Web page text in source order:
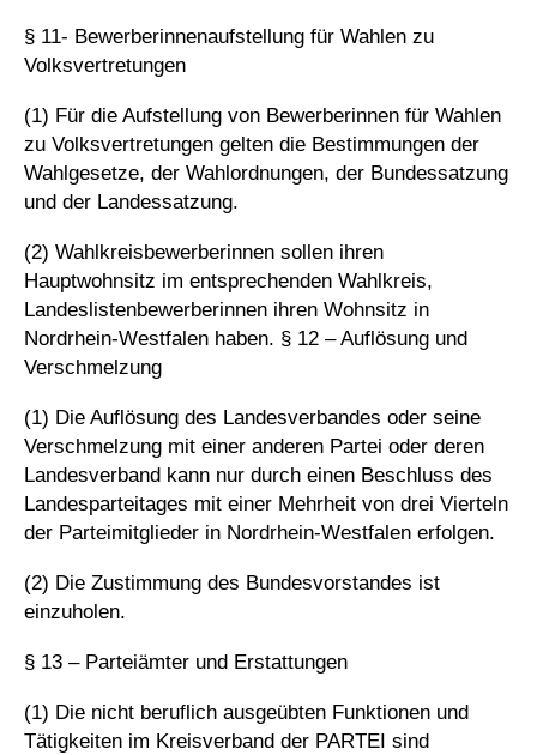
§ 11- Bewerberinnenaufstellung für Wahlen zu
Volksvertretungen
(1) Für die Aufstellung von Bewerberinnen für Wahlen
zu Volksvertretungen gelten die Bestimmungen der
Wahlgesetze, der Wahlordnungen, der Bundessatzung
und der Landessatzung.
(2) Wahlkreisbewerberinnen sollen ihren
Hauptwohnsitz im entsprechenden Wahlkreis,
Landeslistenbewerberinnen ihren Wohnsitz in
Nordrhein-Westfalen haben. § 12 – Auflösung und
Verschmelzung
(1) Die Auflösung des Landesverbandes oder seine
Verschmelzung mit einer anderen Partei oder deren
Landesverband kann nur durch einen Beschluss des
Landesparteitages mit einer Mehrheit von drei Vierteln
der Parteimitglieder in Nordrhein-Westfalen erfolgen.
(2) Die Zustimmung des Bundesvorstandes ist
einzuholen.
§ 13 – Parteiämter und Erstattungen
(1) Die nicht beruflich ausgeübten Funktionen und
Tätigkeiten im Kreisverband der PARTEI sind